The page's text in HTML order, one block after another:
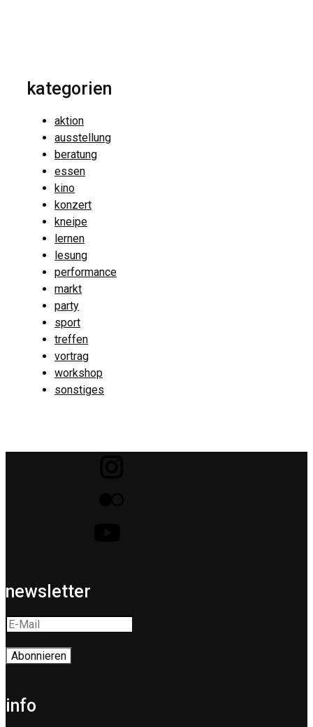
kategorien
aktion
ausstellung
beratung
essen
kino
konzert
kneipe
lernen
lesung
performance
markt
party
sport
treffen
vortrag
workshop
sonstiges
newsletter
info